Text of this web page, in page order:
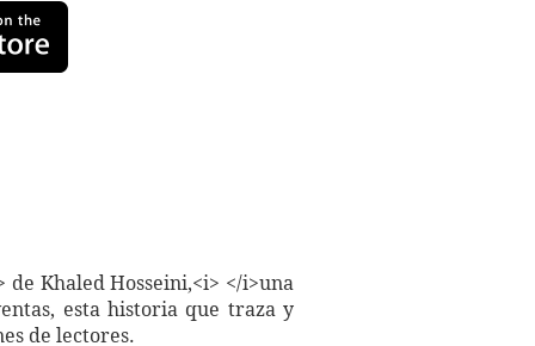
Khaled Hosseini,<i> </i>una
esta historia que traza y
de lectores.